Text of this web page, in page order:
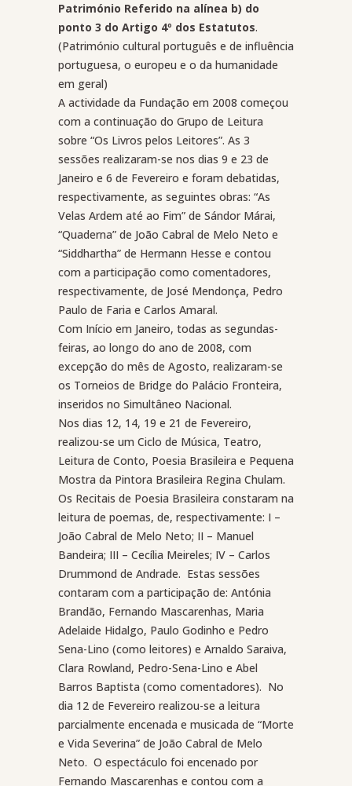
Património Referido na alínea b) do
ponto 3 do Artigo 4º dos Estatutos.
(Património cultural português e de influência
portuguesa, o europeu e o da humanidade
em geral)
A actividade da Fundação em 2008 começou
com a continuação do Grupo de Leitura
sobre “Os Livros pelos Leitores”. As 3
sessões realizaram-se nos dias 9 e 23 de
Janeiro e 6 de Fevereiro e foram debatidas,
respectivamente, as seguintes obras: “As
Velas Ardem até ao Fim” de Sándor Márai,
“Quaderna” de João Cabral de Melo Neto e
“Siddhartha” de Hermann Hesse e contou
com a participação como comentadores,
respectivamente, de José Mendonça, Pedro
Paulo de Faria e Carlos Amaral.
Com Início em Janeiro, todas as segundas-
feiras, ao longo do ano de 2008, com
excepção do mês de Agosto, realizaram-se
os Torneios de Bridge do Palácio Fronteira,
inseridos no Simultâneo Nacional.
Nos dias 12, 14, 19 e 21 de Fevereiro,
realizou-se um Ciclo de Música, Teatro,
Leitura de Conto, Poesia Brasileira e Pequena
Mostra da Pintora Brasileira Regina Chulam.
Os Recitais de Poesia Brasileira constaram na
leitura de poemas, de, respectivamente: I –
João Cabral de Melo Neto; II – Manuel
Bandeira; III – Cecília Meireles; IV – Carlos
Drummond de Andrade. Estas sessões
contaram com a participação de: Antónia
Brandão, Fernando Mascarenhas, Maria
Adelaide Hidalgo, Paulo Godinho e Pedro
Sena-Lino (como leitores) e Arnaldo Saraiva,
Clara Rowland, Pedro-Sena-Lino e Abel
Barros Baptista (como comentadores). No
dia 12 de Fevereiro realizou-se a leitura
parcialmente encenada e musicada de “Morte
e Vida Severina” de João Cabral de Melo
Neto. O espectáculo foi encenado por
Fernando Mascarenhas e contou com a